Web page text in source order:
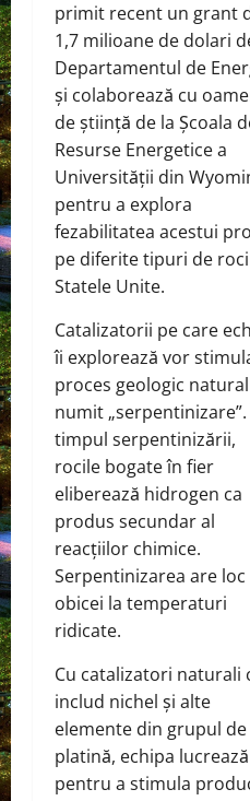
primit recent un grant
1,7 milioane de dolari
Departamentul de
și colaborează cu
de știință de la Școala
Resurse Energetice a
Universității din
pentru a explora
fezabilitatea acestui
pe diferite tipuri de
Statele Unite.
Catalizatorii pe care
îi explorează vor
proces geologic natural
numit „serpentinizare”.
timpul serpentinizării,
rocile bogate în fier
eliberează hidrogen ca
produs secundar al
reacțiilor chimice.
Serpentinizarea are loc
obicei la temperaturi
ridicate.
Cu catalizatori naturali
includ nichel și alte
elemente din grupul de
platină, echipa lucrează
pentru a stimula